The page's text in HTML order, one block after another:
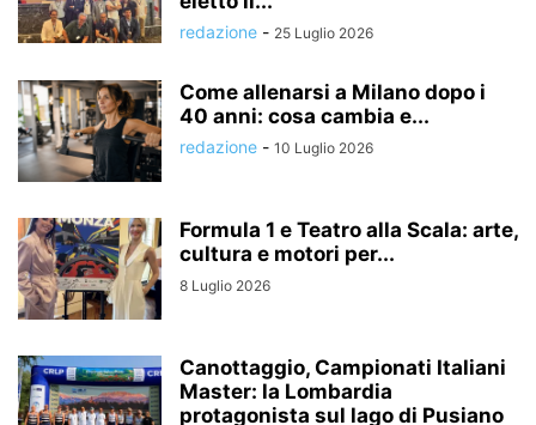
redazione - 25 Luglio 2026
Come allenarsi a Milano dopo i
40 anni: cosa cambia e...
redazione - 10 Luglio 2026
Formula 1 e Teatro alla Scala: arte,
cultura e motori per...
8 Luglio 2026
Canottaggio, Campionati Italiani
Master: la Lombardia
protagonista sul lago di Pusiano